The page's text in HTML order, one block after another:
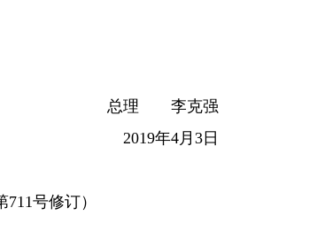
总理 李克强
2019年4月3日
号修订）